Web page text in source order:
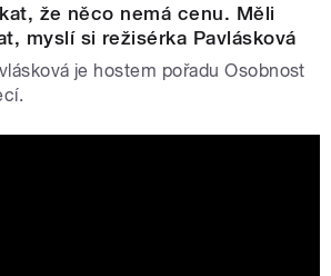
že něco nemá cenu. Měli
myslí si režisérka Pavlásková
je hostem pořadu Osobnost